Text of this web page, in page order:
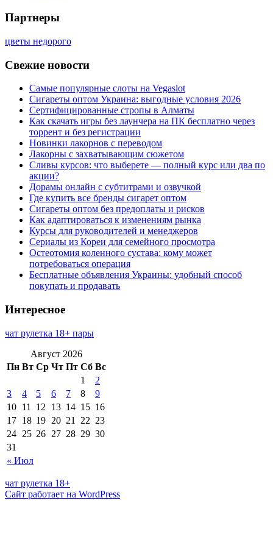
Партнеры
цветы недорого
Свежие новости
Самые популярные слоты на Vegaslot
Сигареты оптом Украина: выгодные условия 2026
Сертифицированные стропы в Алматы
Как скачать игры без лаунчера на ПК бесплатно через
торрент и без регистрации
Новинки лакорнов с переводом
Лакорны с захватывающим сюжетом
Сливы курсов: что выберете — полный курс или два по
акции?
Дорамы онлайн с субтитрами и озвучкой
Где купить все бренды сигарет оптом
Сигареты оптом без предоплаты и рисков
Как адаптироваться к изменениям рынка
Курсы для руководителей и менеджеров
Сериалы из Кореи для семейного просмотра
Остеотомия коленного сустава: кому может
потребоваться операция
Бесплатные объявления Украины: удобный способ
покупать и продавать
Интересное
чат рулетка 18+ пары
Август 2026
Пн Вт Ср Чт Пт Сб Вс
« Июл
1
2
3
4 5 6 7 8
9
10 11 12 13 14 15 16
17 18 19 20 21 22 23
24 25 26 27 28 29 30
31
чат рулетка 18+
Сайт работает на WordPress